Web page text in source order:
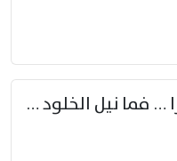
فصبرا في مجال الموت صبرا … فما نيل الخلود بمستطاع